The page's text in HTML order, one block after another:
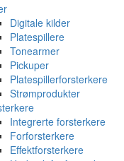
Digitale kilder
Platespillere
Tonearmer
Pickuper
Platespillerforsterkere
Strømprodukter
Integrerte forsterkere
Forforsterkere
Effektforsterkere